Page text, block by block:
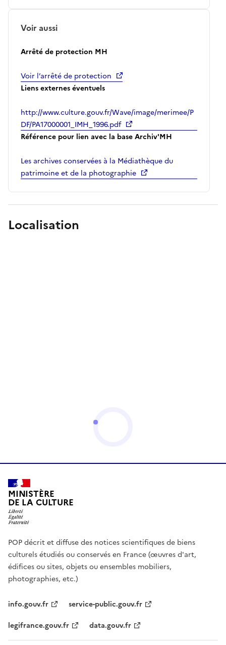
Voir aussi
Arrêté de protection MH
Voir l’arrêté de protection
Liens externes éventuels
http://www.culture.gouv.fr/Wave/image/merimee/P
DF/PA17000001_IMH_1996.pdf
Référence pour lien avec la base Archiv'MH
Les archives conservées à la Médiathèque du
patrimoine et de la photographie
Localisation
MINISTÈRE
DE LA CULTURE
POP décrit et diffuse des notices scientifiques de biens
culturels étudiés ou conservés en France (œuvres d'art,
édifices ou sites, objets ou ensembles mobiliers,
photographies, etc.)
info.gouv.fr
service-public.gouv.fr
legifrance.gouv.fr
data.gouv.fr